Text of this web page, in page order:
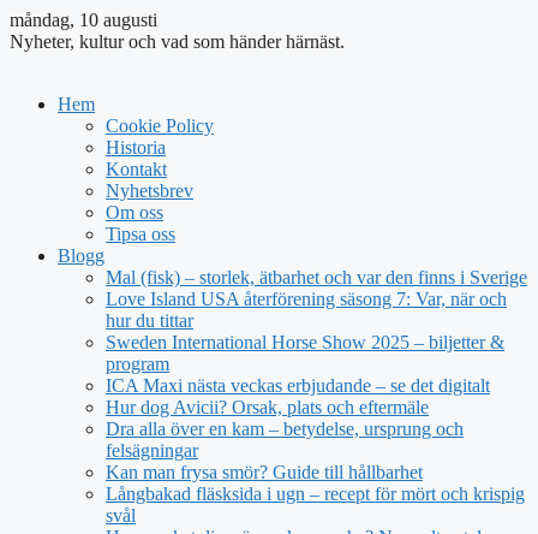
måndag, 10 augusti
Nyheter, kultur och vad som händer härnäst.
Hem
Cookie Policy
Historia
Kontakt
Nyhetsbrev
Om oss
Tipsa oss
Blogg
Mal (fisk) – storlek, ätbarhet och var den finns i Sverige
Love Island USA återförening säsong 7: Var, när och
hur du tittar
Sweden International Horse Show 2025 – biljetter &
program
ICA Maxi nästa veckas erbjudande – se det digitalt
Hur dog Avicii? Orsak, plats och eftermäle
Dra alla över en kam – betydelse, ursprung och
felsägningar
Kan man frysa smör? Guide till hållbarhet
Långbakad fläsksida i ugn – recept för mört och krispig
svål